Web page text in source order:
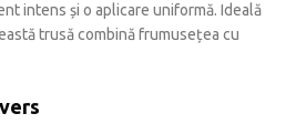
intens și o aplicare uniformă. Ideală
trusă combină frumusețea cu